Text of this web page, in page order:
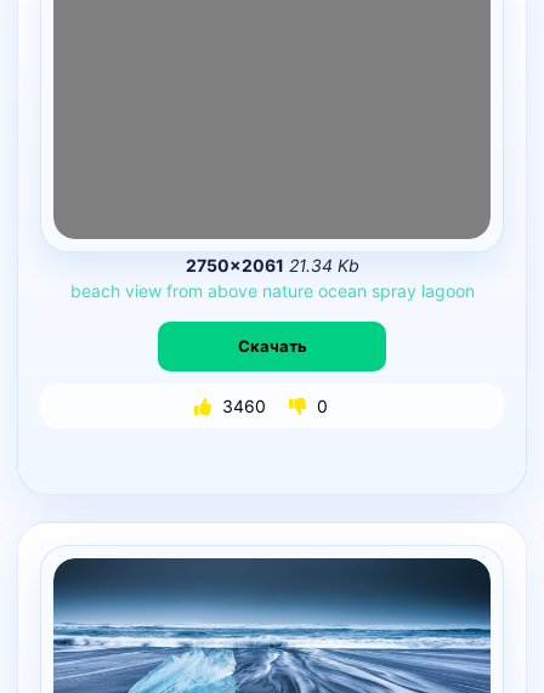
2750×2061 21.34 Kb
beach view from above nature ocean spray lagoon
Скачать
3460 0